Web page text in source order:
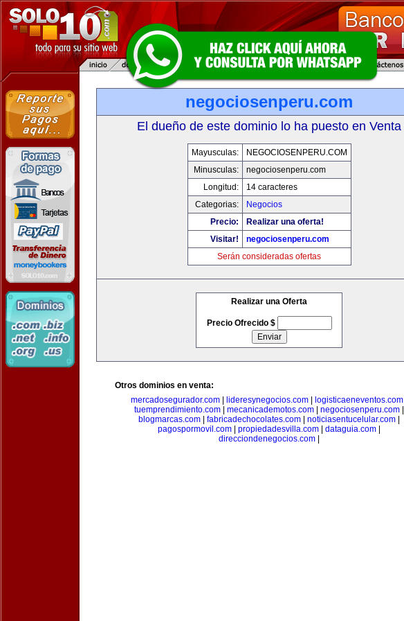
negociosenperu.com
El dueño de este dominio lo ha puesto en Venta
Mayusculas:
NEGOCIOSENPERU.COM
Minusculas:
negociosenperu.com
Longitud:
14 caracteres
Categorias:
Negocios
Precio:
Realizar una oferta!
Visitar!
negociosenperu.com
Serán consideradas ofertas
Realizar una Oferta
Precio Ofrecido $
Otros dominios en venta:
mercadosegurador.com
lideresynegocios.com logisticaeneventos.com
tuemprendimiento.com
mecanicademotos.com negociosenperu.com
blogmarcas.com
fabricadechocolates.com noticiasentucelular.com
pagospormovil.com
propiedadesvilla.com dataguia.com
direcciondenegocios.com